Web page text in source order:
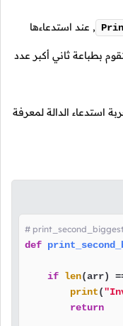
, عند استدعاءها
بطباعة ثاني أكبر عدد
استدعاء الدالة لمعرفة
def
if len(arr)
print(
return